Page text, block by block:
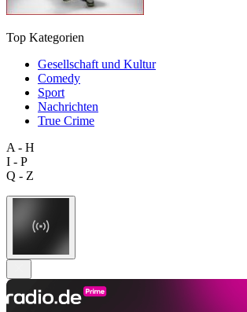
Top Kategorien
Gesellschaft und Kultur
Comedy
Sport
Nachrichten
True Crime
A - H
I - P
Q - Z